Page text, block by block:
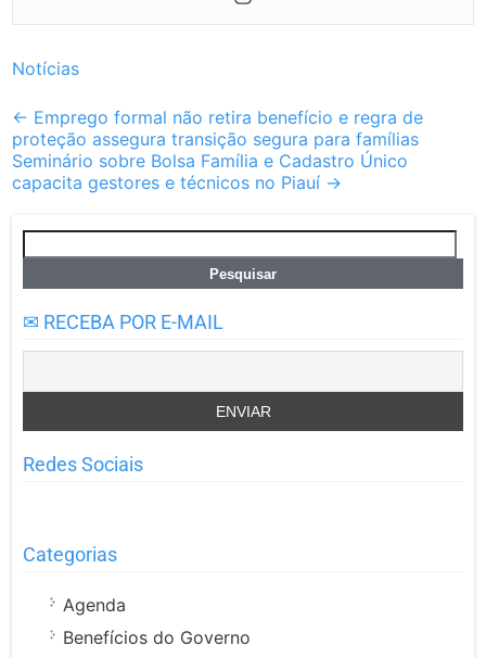
Notícias
Post
navigation
← Emprego formal não retira benefício e regra de
proteção assegura transição segura para famílias
Seminário sobre Bolsa Família e Cadastro Único
capacita gestores e técnicos no Piauí →
por:
✉ RECEBA POR E-MAIL
Redes Sociais
Categorias
Agenda
Benefícios do Governo